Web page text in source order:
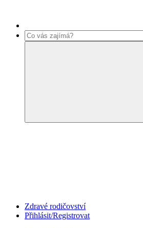
Zdravé rodičovství
Přihlásit/Registrovat